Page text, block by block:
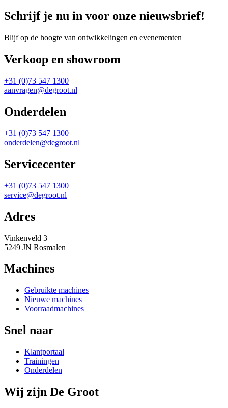
Schrijf je nu in voor onze nieuwsbrief!
Blijf op de hoogte van ontwikkelingen en evenementen
Verkoop en showroom
+31 (0)73 547 1300
aanvragen@degroot.nl
Onderdelen
+31 (0)73 547 1300
onderdelen@degroot.nl
Servicecenter
+31 (0)73 547 1300
service@degroot.nl
Adres
Vinkenveld 3
5249 JN Rosmalen
Machines
Gebruikte machines
Nieuwe machines
Voorraadmachines
Snel naar
Klantportaal
Trainingen
Onderdelen
Wij zijn De Groot